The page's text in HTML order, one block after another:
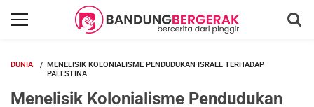
DUNIA
MENELISIK KOLONIALISME PENDUDUKAN ISRAEL TERHADAP
PALESTINA
Menelisik Kolonialisme Pendudukan